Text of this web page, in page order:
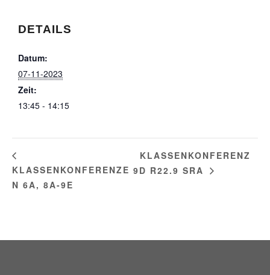
DETAILS
Datum:
07-11-2023
Zeit:
13:45 - 14:15
KLASSENKONFERENZE
N 6A, 8A-9E
KLASSENKONFERENZ
9D R22.9 SRA